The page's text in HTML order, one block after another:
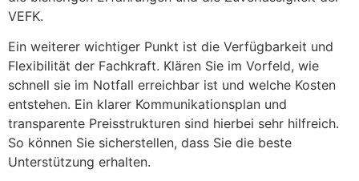
VEFK.
Ein weiterer wichtiger Punkt ist die Verfügbarkeit und
Flexibilität der Fachkraft. Klären Sie im Vorfeld, wie
schnell sie im Notfall erreichbar ist und welche Kosten
entstehen. Ein klarer Kommunikationsplan und
transparente Preisstrukturen sind hierbei sehr hilfreich.
So können Sie sicherstellen, dass Sie die beste
Unterstützung erhalten.